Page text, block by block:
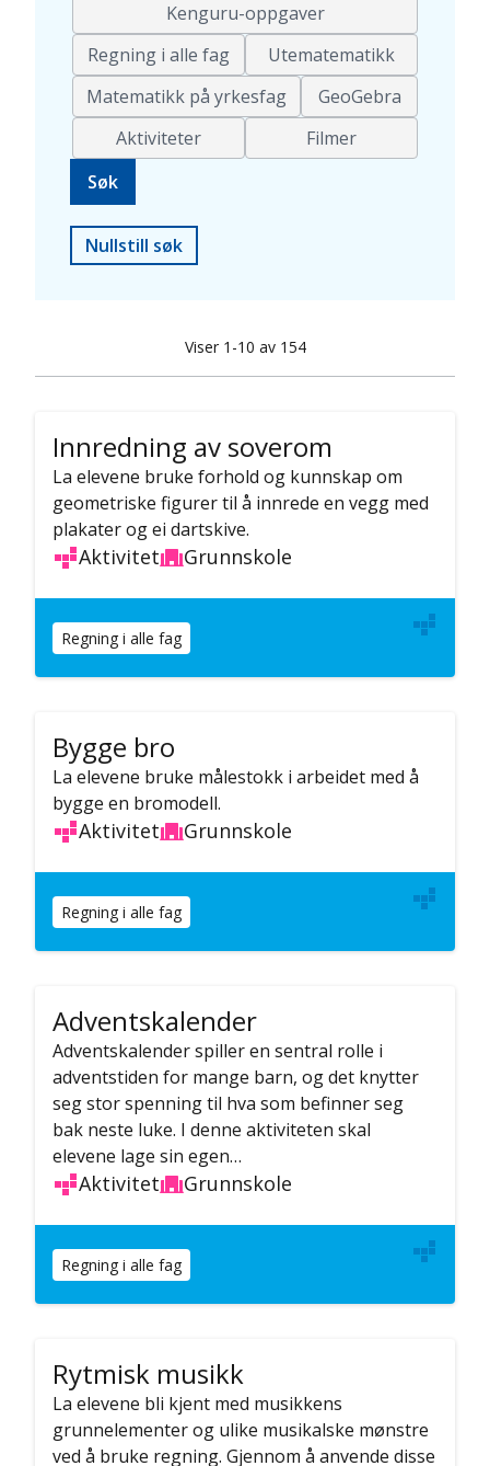
Kenguru-oppgaver
Regning i alle fag
Utematematikk
Matematikk på yrkesfag
GeoGebra
Aktiviteter
Filmer
Nullstill søk
Viser 1-10 av 154
Innredning av soverom
La elevene bruke forhold og kunnskap om
geometriske figurer til å innrede en vegg med
plakater og ei dartskive.
Aktivitet Grunnskole
Regning i alle fag
Bygge bro
La elevene bruke målestokk i arbeidet med å
bygge en bromodell.
Aktivitet Grunnskole
Regning i alle fag
Adventskalender
Adventskalender spiller en sentral rolle i
adventstiden for mange barn, og det knytter
seg stor spenning til hva som befinner seg
bak neste luke. I denne aktiviteten skal
elevene lage sin egen…
Aktivitet Grunnskole
Regning i alle fag
Rytmisk musikk
La elevene bli kjent med musikkens
grunnelementer og ulike musikalske mønstre
ved å bruke regning. Gjennom å anvende disse